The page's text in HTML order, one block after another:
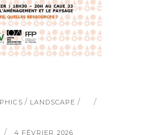
/ LANDSCAPE /
4 FÉVRIER 2026